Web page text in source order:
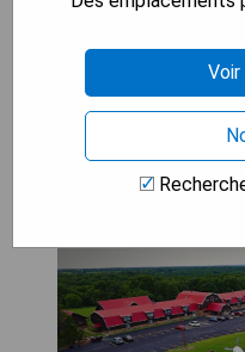
- Ambiance
VÉRIFIEZ